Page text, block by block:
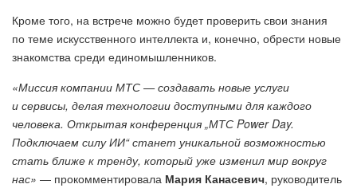
Кроме того, на встрече можно будет проверить свои знания
по теме искусственного интеллекта и, конечно, обрести новые
знакомства среди единомышленников.
«Миссия компании МТС — создавать новые услуги
и сервисы, делая технологии доступными для каждого
человека. Открытая конференция „МТС Power Day.
Подключаем силу ИИ“ станет уникальной возможностью
стать ближе к тренду, который уже изменил мир вокруг
нас» — прокомментировала Мария Канасевич, руководитель